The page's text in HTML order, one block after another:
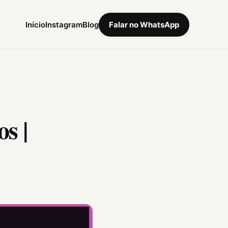
InícioInstagramBlog Falar no WhatsApp
|